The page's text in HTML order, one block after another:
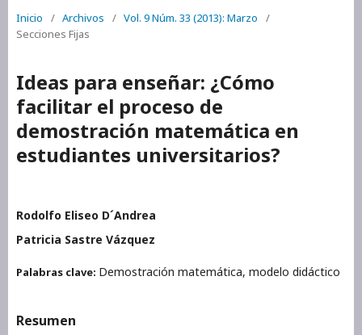
Inicio / Archivos / Vol. 9 Núm. 33 (2013): Marzo
/
Secciones Fijas
Ideas para enseñar: ¿Cómo
facilitar el proceso de
demostración matemática en
estudiantes universitarios?
Rodolfo Eliseo D´Andrea
Patricia Sastre Vázquez
Palabras clave: Demostración matemática, modelo didáctico
Resumen